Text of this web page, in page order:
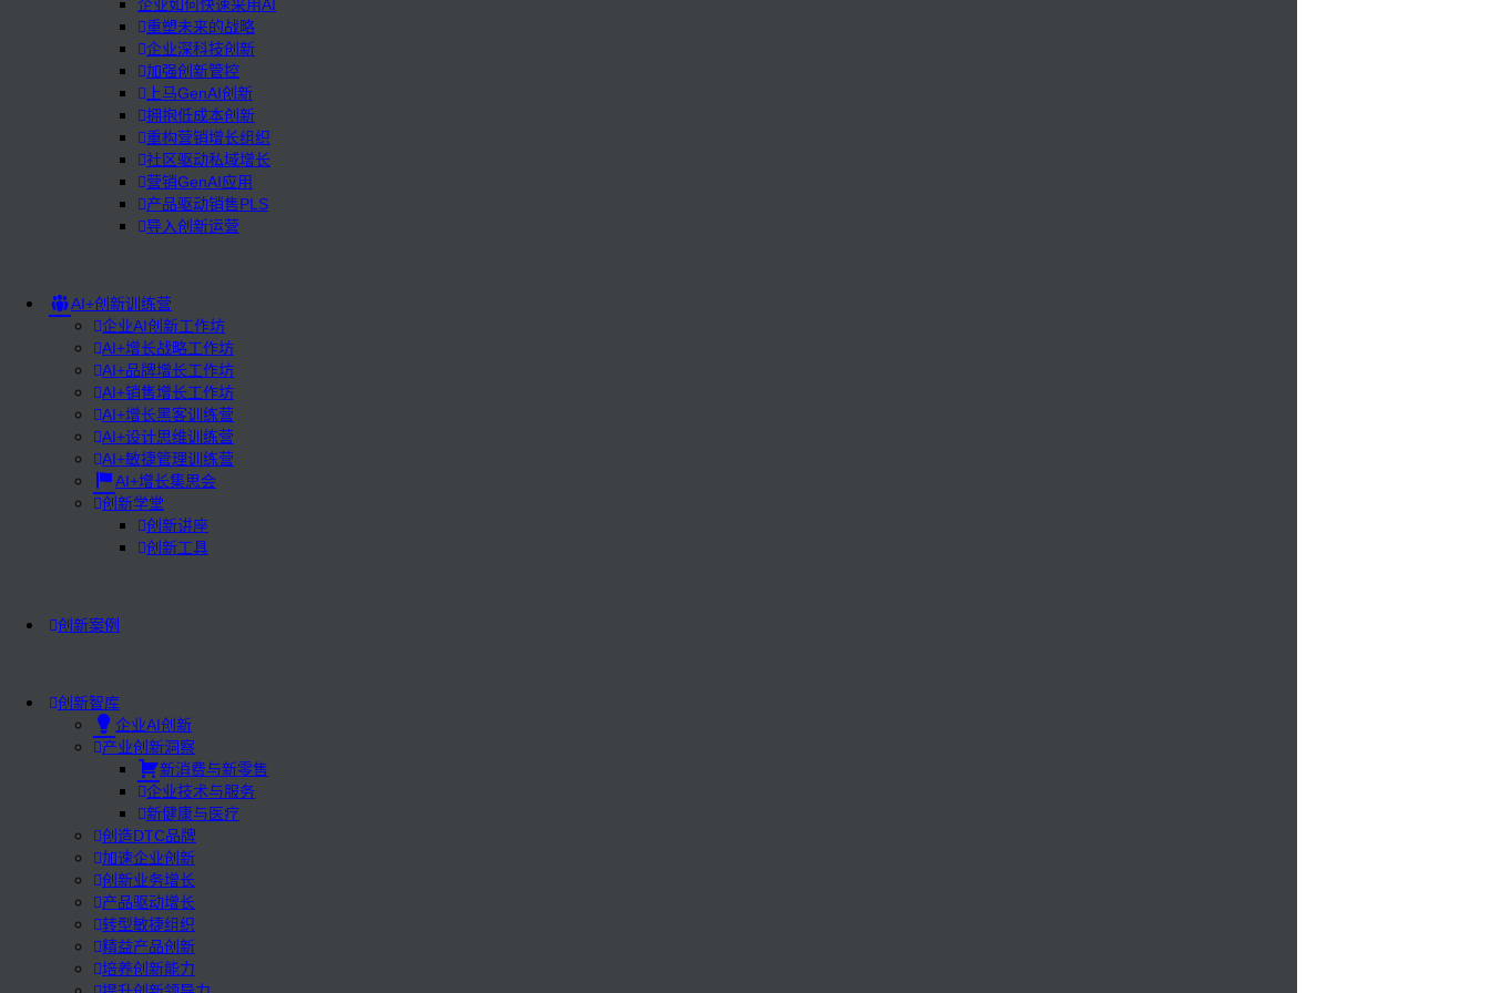
企业如何快速采用AI
重塑未来的战略
企业深科技创新
加强创新管控
上马GenAI创新
拥抱低成本创新
重构营销增长组织
社区驱动私域增长
营销GenAI应用
产品驱动销售PLS
导入创新运营
AI+创新训练营
企业AI创新工作坊
AI+增长战略工作坊
AI+品牌增长工作坊
AI+销售增长工作坊
AI+增长黑客训练营
AI+设计思维训练营
AI+敏捷管理训练营
AI+增长集思会
创新学堂
创新讲座
创新工具
创新案例
创新智库
企业AI创新
产业创新洞察
新消费与新零售
企业技术与服务
新健康与医疗
创造DTC品牌
加速企业创新
创新业务增长
产品驱动增长
转型敏捷组织
精益产品创新
培养创新能力